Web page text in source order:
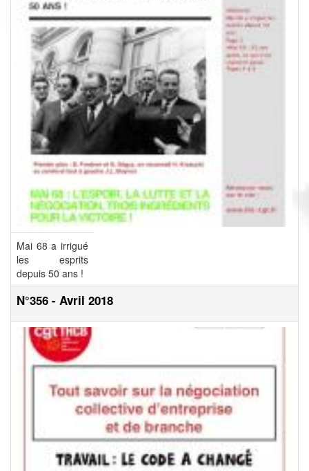
Mai 68 a irrigué
les esprits
depuis 50 ans !
N°356 - Avril 2018